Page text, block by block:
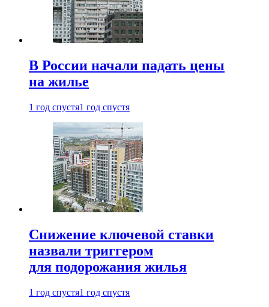
В России начали падать цены
на жилье
1 год спустя1 год спустя
Снижение ключевой ставки
назвали триггером
для подорожания жилья
1 год спустя1 год спустя